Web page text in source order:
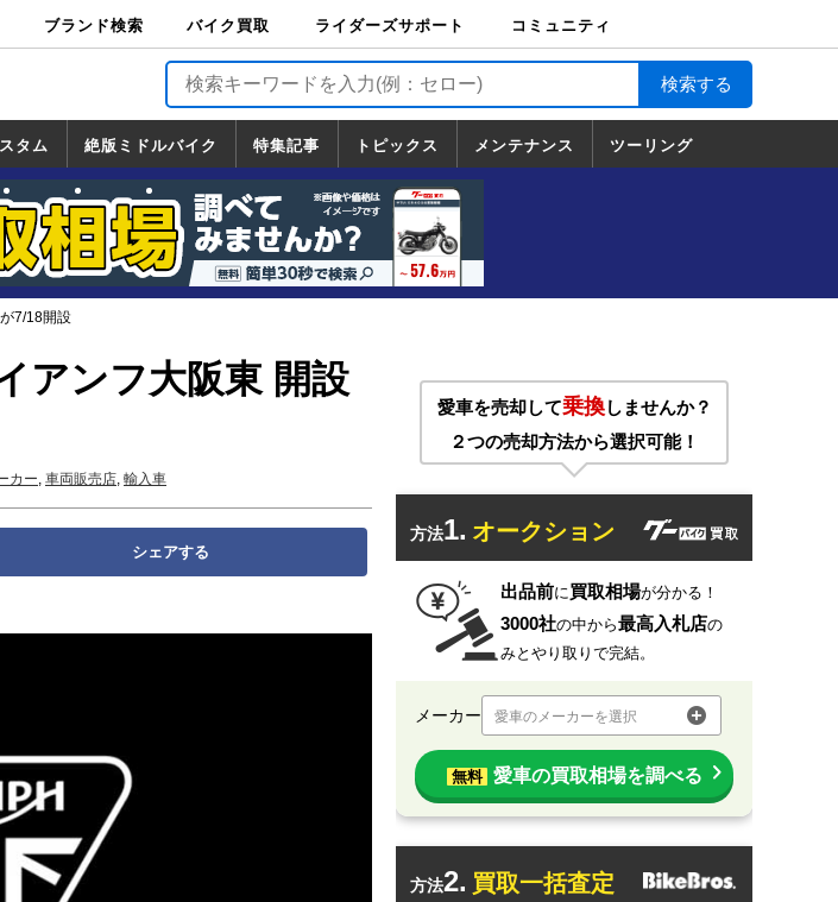
ブランド検索 バイク買取
バイク買取
ライダーズサポート
ライダーズサポート
TOP
バイク輸送
バイクガレージライ
フ
バイク車両保険
ロードサービス
バイク試乗
コミュニティ
タム
タム
ダ
ハ
キサキ
絶版ミドルバイク
絶版ミドルバイク
一覧
ホンダ
ヤマハ
スズキ
カワサキ
特集記事 トピックス
トピックス
一覧
ホンダ
ヤマハ
スズキ
カワサキ
ハーレーダ
ビッドソン
BMW
ドゥカティ
トライアン
フ
メンテナンス ツーリング
道の駅調査隊
ツーリング情報局
日本の道50選
国道めぐり
林道ツーリング
7/18開設
アンフ大阪東 開設
カー, 車両販売店, 輸入車
シェアする
愛車を売却して乗換しませんか？
２つの売却方法から選択可能！
方法1. オークション
出品前に買取相場が分かる！
3000社の中から最高入札店の
みとやり取りで完結。
メーカー 愛車のメーカーを選択
無料 愛車の買取相場を調べる
方法2. 買取一括査定